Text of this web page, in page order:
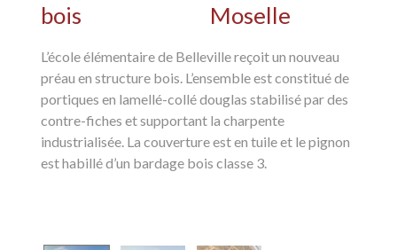
bois
Moselle
L’école élémentaire de Belleville reçoit un nouveau
préau en structure bois. L’ensemble est constitué de
portiques en lamellé-collé douglas stabilisé par des
contre-fiches et supportant la charpente
industrialisée. La couverture est en tuile et le pignon
est habillé d’un bardage bois classe 3.